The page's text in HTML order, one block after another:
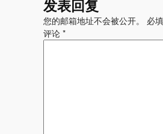
发表回复
您的邮箱地址不会被公开。 必
评论 *